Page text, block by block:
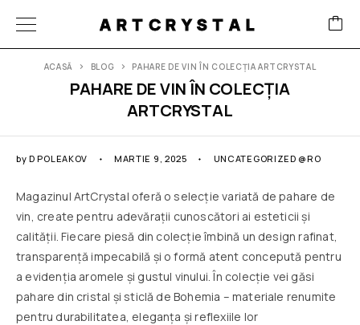
ARTCRYSTAL
PAHARE DE VIN ÎN COLECȚIA
ARTCRYSTAL
ACASĂ BLOG PAHARE DE VIN ÎN COLECȚIA ARTCRYSTAL
by D POLEAKOV MARTIE 9, 2025 UNCATEGORIZED @RO
Magazinul ArtCrystal oferă o selecție variată de pahare de
vin, create pentru adevărații cunoscători ai esteticii și
calității. Fiecare piesă din colecție îmbină un design rafinat,
transparență impecabilă și o formă atent concepută pentru
a evidenția aromele și gustul vinului. În colecție vei găsi
pahare din cristal și sticlă de Bohemia – materiale renumite
pentru durabilitatea, eleganța și reflexiile lor